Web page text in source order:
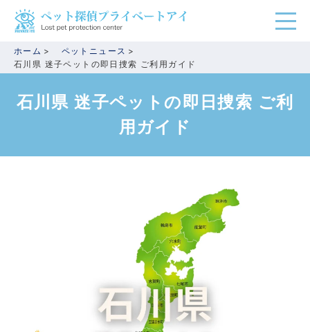
ホーム
ペットニュース
石川県 迷子ペットの即日捜索 ご利用ガイド
石川県 迷子ペットの即日捜索 ご利
用ガイド